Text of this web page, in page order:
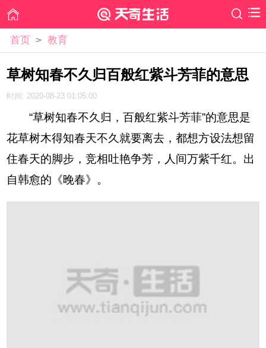
首页 > 教育
草树知春不久归百般红紫斗芳菲的意思
时间: 2020-08-23 01:05:00
“草树知春不久归，百般红紫斗芳菲”的意思是
花草树木得知春天不久就要离去，都想方设法想留
住春天的脚步，竞相吐艳争芳，人间万紫千红。出
自韩愈的《晚春》。